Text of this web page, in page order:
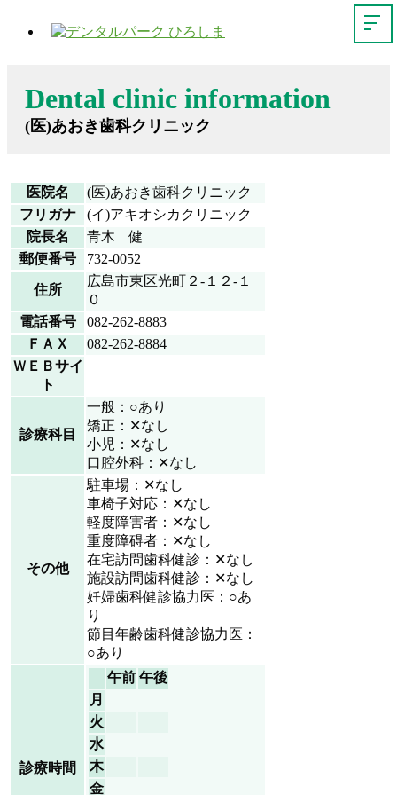
Dental clinic information
(医)あおき歯科クリニック
医院名
(医)あおき歯科クリニック
フリガナ
(イ)アキオシカクリニック
院長名
青木 健
郵便番号
732-0052
住所
広島市東区光町２-１２-１
０
電話番号
082-262-8883
ＦＡＸ
082-262-8884
ＷＥＢサイ
ト
診療科目
一般：○あり
矯正：✕なし
小児：✕なし
口腔外科：✕なし
その他
駐車場：✕なし
車椅子対応：✕なし
軽度障害者：✕なし
重度障碍者：✕なし
在宅訪問歯科健診：✕なし
施設訪問歯科健診：✕なし
妊婦歯科健診協力医：○あ
り
節目年齢歯科健診協力医：
○あり
診療時間
午前 午後
月
火
水
木
金